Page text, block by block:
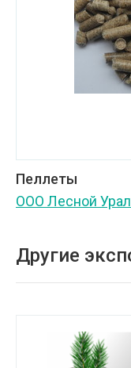
Пеллеты
ООО Лесной
Другие